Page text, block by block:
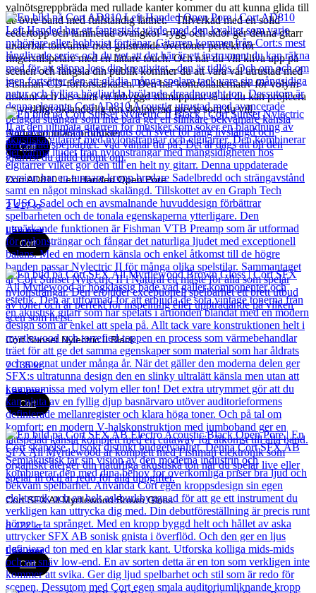
valnötsgreppbräda med rullade kanter kommer du att kunna glida till
de övre band med fullständig lätthet. Tillverkad med en solid
cedertopp och laminerad ovangkol -rygg och sidor ger denna gitarr
underbar tonvärme med gnistrande övertoner perfekt för
fingerstilspelare med en lättare touch. Och när du vill kliva upp på
scenen och fängsla din publik kommer du att vara väl utrustad med
Fishman CD-förförstärkaren. Den har kontrollalternativ för volym
diskant och bas samt en inbyggd stämapparat så att du kan projicera
en verkligt oklanderlig ton skulpterad precis som du vill.
Andra populära produkter
Cort
Cort AD810 Left Handed Open Pore
2 417kr
Läs mer
Cort
Cort Sunset Nylectric II Black
7 135kr
Läs mer
Cort
Cort SFX All Myrtlewood Brown Gloss
8 422kr
Läs mer
Cort